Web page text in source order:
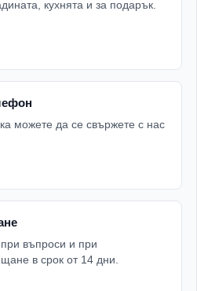
кухнята и за подарък.
можете да се свържете с нас
въпроси и при
в срок от 14 дни.